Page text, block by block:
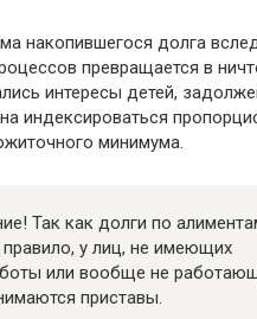
накопившегося долга
превращается в
интересы детей,
индексироваться
минимума.
Так как долги по
у лиц, не имеющих
или вообще не
приставы.